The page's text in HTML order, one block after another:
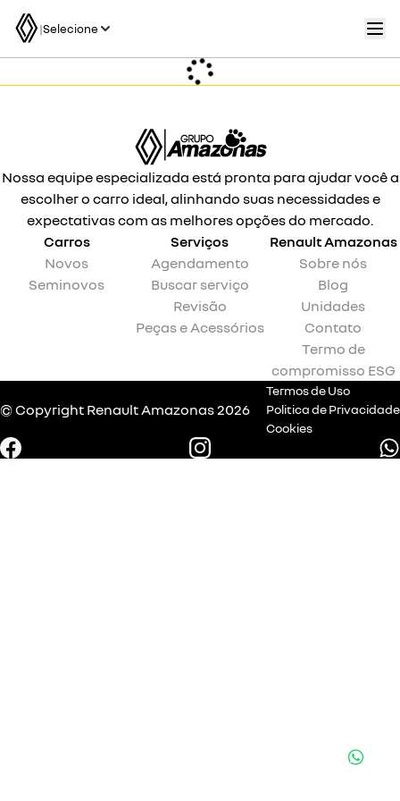
|Selecione
Nossa equipe especializada está pronta para ajudar você a
escolher o carro ideal, alinhando suas necessidades e
expectativas com as melhores opções do mercado.
Carros
Novos
Seminovos
Serviços
Agendamento
Buscar serviço
Revisão
Peças e Acessórios
RenaultAmazonas
Sobre nós
Blog
Unidades
Contato
Termo de
compromisso ESG
© Copyright Renault Amazonas 2026
Termos de Uso
Politica de Privacidade
Cookies